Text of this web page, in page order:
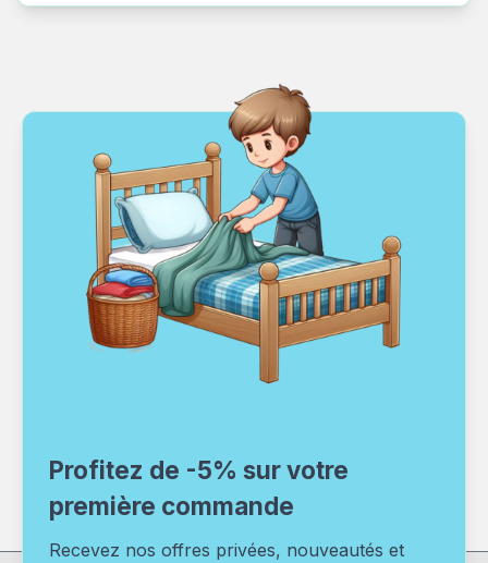
Profitez de -5% sur votre
première commande
Recevez nos offres privées, nouveautés et